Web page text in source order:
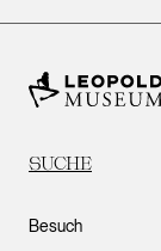
SUCHE
Besuch